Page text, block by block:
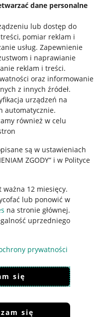
dane personalne
lub dostęp do
pomiar reklam i
usług. Zapewnienie
i naprawianie
reklam i treści.
oraz informowanie
z innych źródeł.
urządzeń na
automatycznie.
również w celu
są w ustawieniach
ZGODY” i w Polityce
12 miesięcy.
lub ponowić w
na stronie głównej.
uprzedniego
prywatności
się
się